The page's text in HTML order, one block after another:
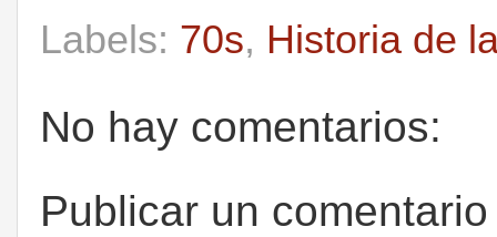
Labels: 70s, Historia de
No hay comentarios:
Publicar un comentario